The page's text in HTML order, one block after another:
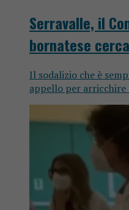
Serravalle, il
bornatese
Il sodalizio che è
appello per